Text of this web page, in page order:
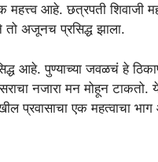
आहे. छत्रपती शिवाजी
तो अजूनच प्रसिद्ध झाला.
आहे. पुण्याच्या जवळचं हे
नजारा मन मोहून
प्रवासाचा एक महत्वाचा